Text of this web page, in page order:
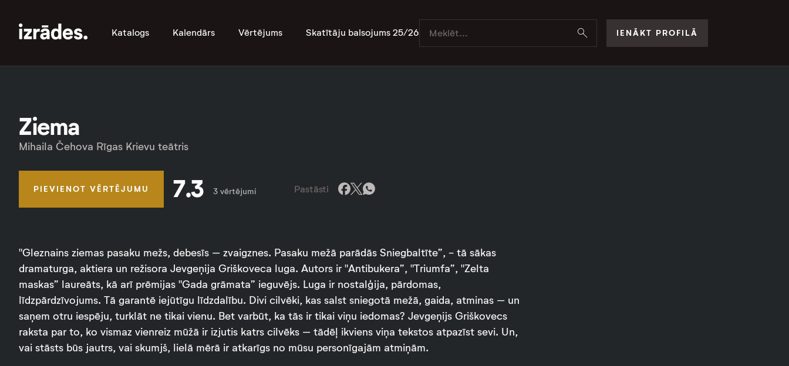
Katalogs Kalendārs Vērtējums Skatītāju balsojums 25/26 IENĀKT PROFILĀ
Ziema
Mihaila Čehova Rīgas Krievu teātris
PIEVIENOT VĒRTĒJUMU 7.3 3 vērtējumi Pastāsti
"Gleznains ziemas pasaku mežs, debesīs – zvaigznes. Pasaku mežā parādās Sniegbaltīte”, - tā sākas
dramaturga, aktiera un režisora Jevgeņija Griškoveca luga. Autors ir "Antibukera”, "Triumfa”, "Zelta
maskas” laureāts, kā arī prēmijas "Gada grāmata” ieguvējs. Luga ir nostalģija, pārdomas,
līdzpārdzīvojums. Tā garantē iejūtīgu līdzdalību. Divi cilvēki, kas salst sniegotā mežā, gaida, atminas – un
saņem otru iespēju, turklāt ne tikai vienu. Bet varbūt, ka tās ir tikai viņu iedomas? Jevgeņijs Griškovecs
raksta par to, ko vismaz vienreiz mūžā ir izjutis katrs cilvēks – tādēļ ikviens viņa tekstos atpazīst sevi. Un,
vai stāsts būs jautrs, vai skumjš, lielā mērā ir atkarīgs no mūsu personīgajām atmiņām.